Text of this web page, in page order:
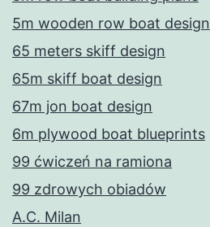
5m wooden row boat design
65 meters skiff design
65m skiff boat design
67m jon boat design
6m plywood boat blueprints
99 ćwiczeń na ramiona
99 zdrowych obiadów
A.C. Milan